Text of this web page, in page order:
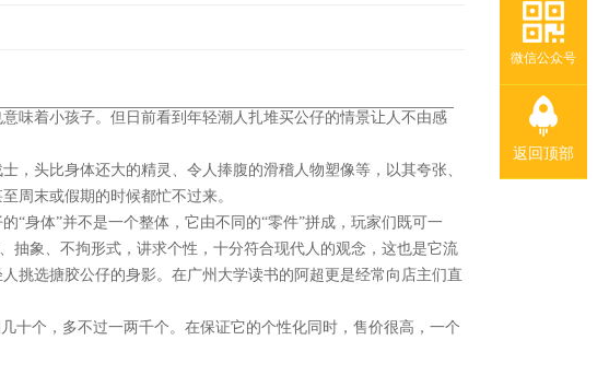
味着小孩子。但日前看到年轻潮人扎堆买公仔的情景让人不由感
，头比身体还大的精灵、令人捧腹的滑稽人物塑像等，以其夸张、
周末或假期的时候都忙不过来。
“身体”并不是一个整体，它由不同的“零件”拼成，玩家们既可一
抽象、不拘形式，讲求个性，十分符合现代人的观念，这也是它流
挑选搪胶公仔的身影。在广州大学读书的阿超更是经常向店主们直
十个，多不过一两千个。在保证它的个性化同时，售价很高，一个
微信公众号
返回顶部